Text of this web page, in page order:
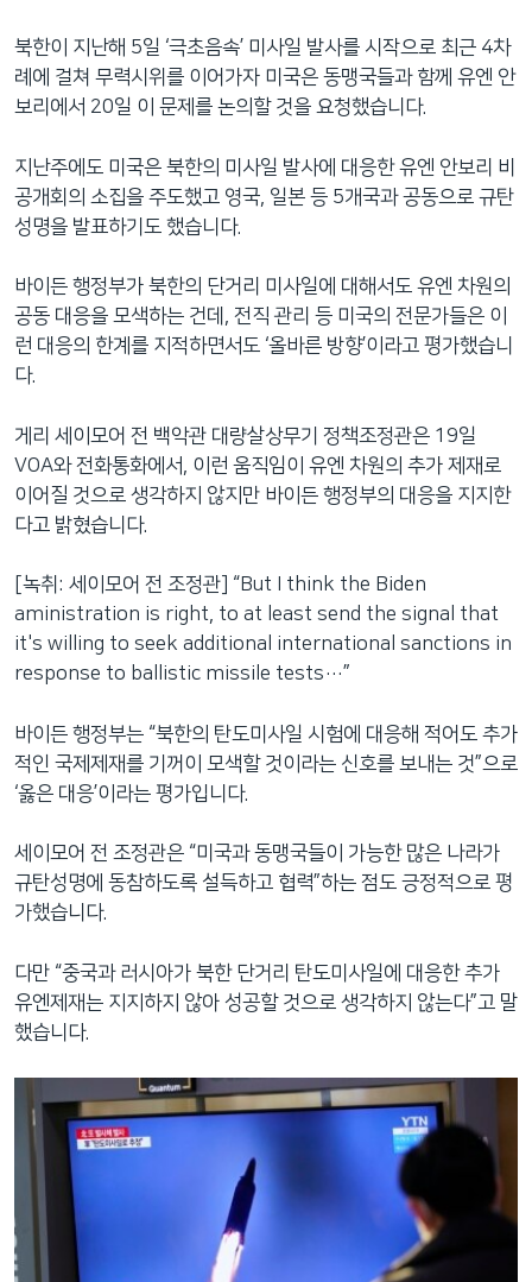
북한이 지난해 5일 ‘극초음속’ 미사일 발사를 시작으로 최근 4차
례에 걸쳐 무력시위를 이어가자 미국은 동맹국들과 함께 유엔 안
보리에서 20일 이 문제를 논의할 것을 요청했습니다.
지난주에도 미국은 북한의 미사일 발사에 대응한 유엔 안보리 비
공개회의 소집을 주도했고 영국, 일본 등 5개국과 공동으로 규탄
성명을 발표하기도 했습니다.
바이든 행정부가 북한의 단거리 미사일에 대해서도 유엔 차원의
공동 대응을 모색하는 건데, 전직 관리 등 미국의 전문가들은 이
런 대응의 한계를 지적하면서도 ‘올바른 방향’이라고 평가했습니
다.
게리 세이모어 전 백악관 대량살상무기 정책조정관은 19일
VOA와 전화통화에서, 이런 움직임이 유엔 차원의 추가 제재로
이어질 것으로 생각하지 않지만 바이든 행정부의 대응을 지지한
다고 밝혔습니다.
[녹취: 세이모어 전 조정관] “But I think the Biden
aministration is right, to at least send the signal that
it's willing to seek additional international sanctions in
response to ballistic missile tests…”
바이든 행정부는 “북한의 탄도미사일 시험에 대응해 적어도 추가
적인 국제제재를 기꺼이 모색할 것이라는 신호를 보내는 것”으로
‘옳은 대응’이라는 평가입니다.
세이모어 전 조정관은 “미국과 동맹국들이 가능한 많은 나라가
규탄성명에 동참하도록 설득하고 협력”하는 점도 긍정적으로 평
가했습니다.
다만 “중국과 러시아가 북한 단거리 탄도미사일에 대응한 추가
유엔제재는 지지하지 않아 성공할 것으로 생각하지 않는다”고 말
했습니다.